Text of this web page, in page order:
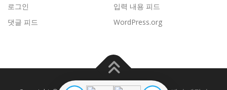
로그인
입력 내용 피드
댓글 피드
WordPress.org